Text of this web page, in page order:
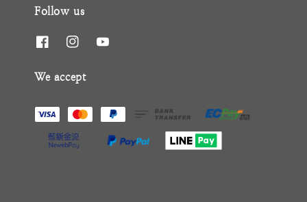
Follow us
We accept